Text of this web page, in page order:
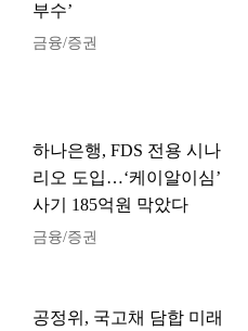
부수’
금융/증권
하나은행, FDS 전용 시나
리오 도입…‘케이알이심’
사기 185억원 막았다
금융/증권
공정위, 국고채 담합 미래